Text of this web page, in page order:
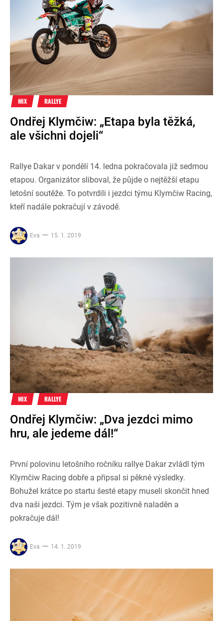
MIX RALLYE
Ondřej Klymčiw: „Etapa byla těžká,
ale všichni dojeli“
Rallye Dakar v pondělí 14. ledna pokračovala již sedmou
etapou. Organizátor sliboval, že půjde o nejtěžší etapu
letošní soutěže. To potvrdili i jezdci týmu Klymčiw Racing,
kteří nadále pokračují v závodě.
Eva 15. 1. 2019
MIX RALLYE
Ondřej Klymčiw: „Dva jezdci mimo
hru, ale jedeme dál!“
První polovinu letošního ročníku rallye Dakar zvládl tým
Klymčiw Racing dobře a připsal si pěkné výsledky.
Bohužel krátce po startu šesté etapy museli skončit hned
dva naši jezdci. Tým je však pozitivně naladěn a
pokračuje dál!
Eva 14. 1. 2019